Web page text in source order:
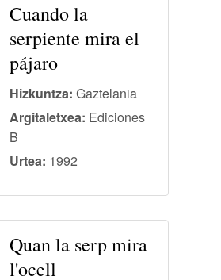
Cuando la
serpiente mira el
pájaro
Hizkuntza: Gaztelania
Argitaletxea: Ediciones
B
Urtea: 1992
Quan la serp mira
l'ocell